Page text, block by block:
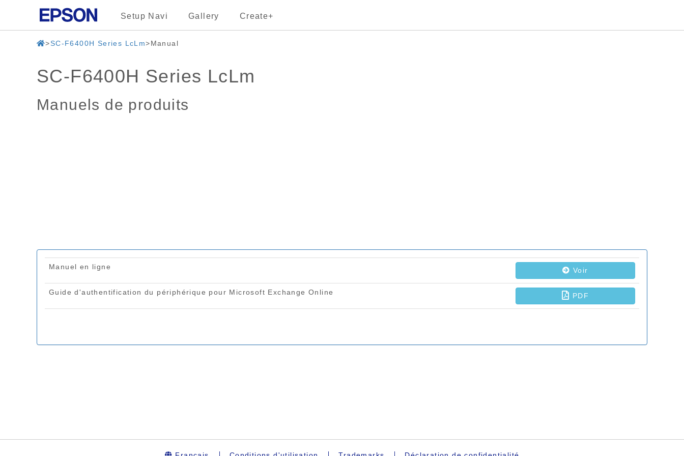
Setup Navi Gallery Create+
SC-F6400H Series LcLm Manual
SC-F6400H Series LcLm
Manuels de produits